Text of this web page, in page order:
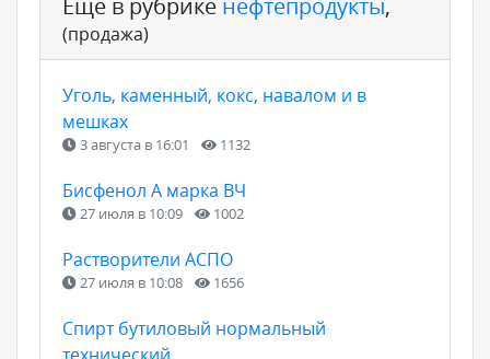
(продажа)
Уголь, каменный, кокс, навалом и в
мешках
3 августа в 16:01 1132
Бисфенол А марка ВЧ
27 июля в 10:09 1002
Растворители АСПО
27 июля в 10:08 1656
Спирт бутиловый нормальный
технический